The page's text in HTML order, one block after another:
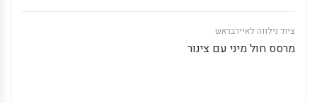
ציוד נילווה לאיירבראש
מרסס חול מיני עם צינור